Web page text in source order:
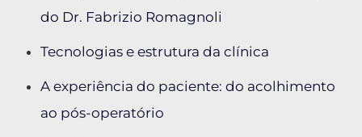
do Dr. Fabrizio Romagnoli
Tecnologias e estrutura da clínica
A experiência do paciente: do acolhimento
ao pós-operatório